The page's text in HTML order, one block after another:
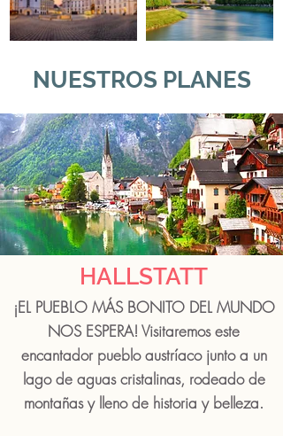
NUESTROS PLANES
HALLSTATT
¡EL PUEBLO MÁS BONITO DEL MUNDO
NOS ESPERA! Visitaremos este
encantador pueblo austríaco junto a un
lago de aguas cristalinas, rodeado de
montañas y lleno de historia y belleza.